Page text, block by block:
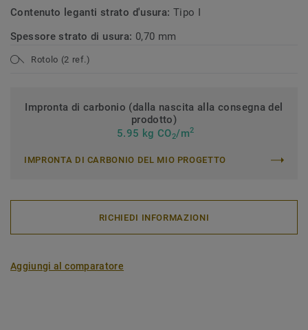
Contenuto leganti strato d'usura: Tipo I
Spessore strato di usura: 0,70 mm
Rotolo (2 ref.)
Impronta di carbonio (dalla nascita alla consegna del
prodotto)
5.95 kg CO2/m2
IMPRONTA DI CARBONIO DEL MIO PROGETTO
RICHIEDI INFORMAZIONI
Aggiungi al comparatore